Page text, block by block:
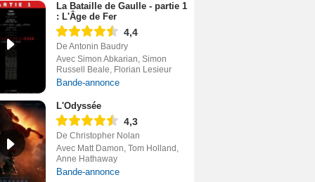
La Bataille de Gaulle - partie 1
: L'Âge de Fer
4,4
De Antonin Baudry
Avec Simon Abkarian, Simon
Russell Beale, Florian Lesieur
Bande-annonce
L'Odyssée
4,3
De Christopher Nolan
Avec Matt Damon, Tom Holland,
Anne Hathaway
Bande-annonce